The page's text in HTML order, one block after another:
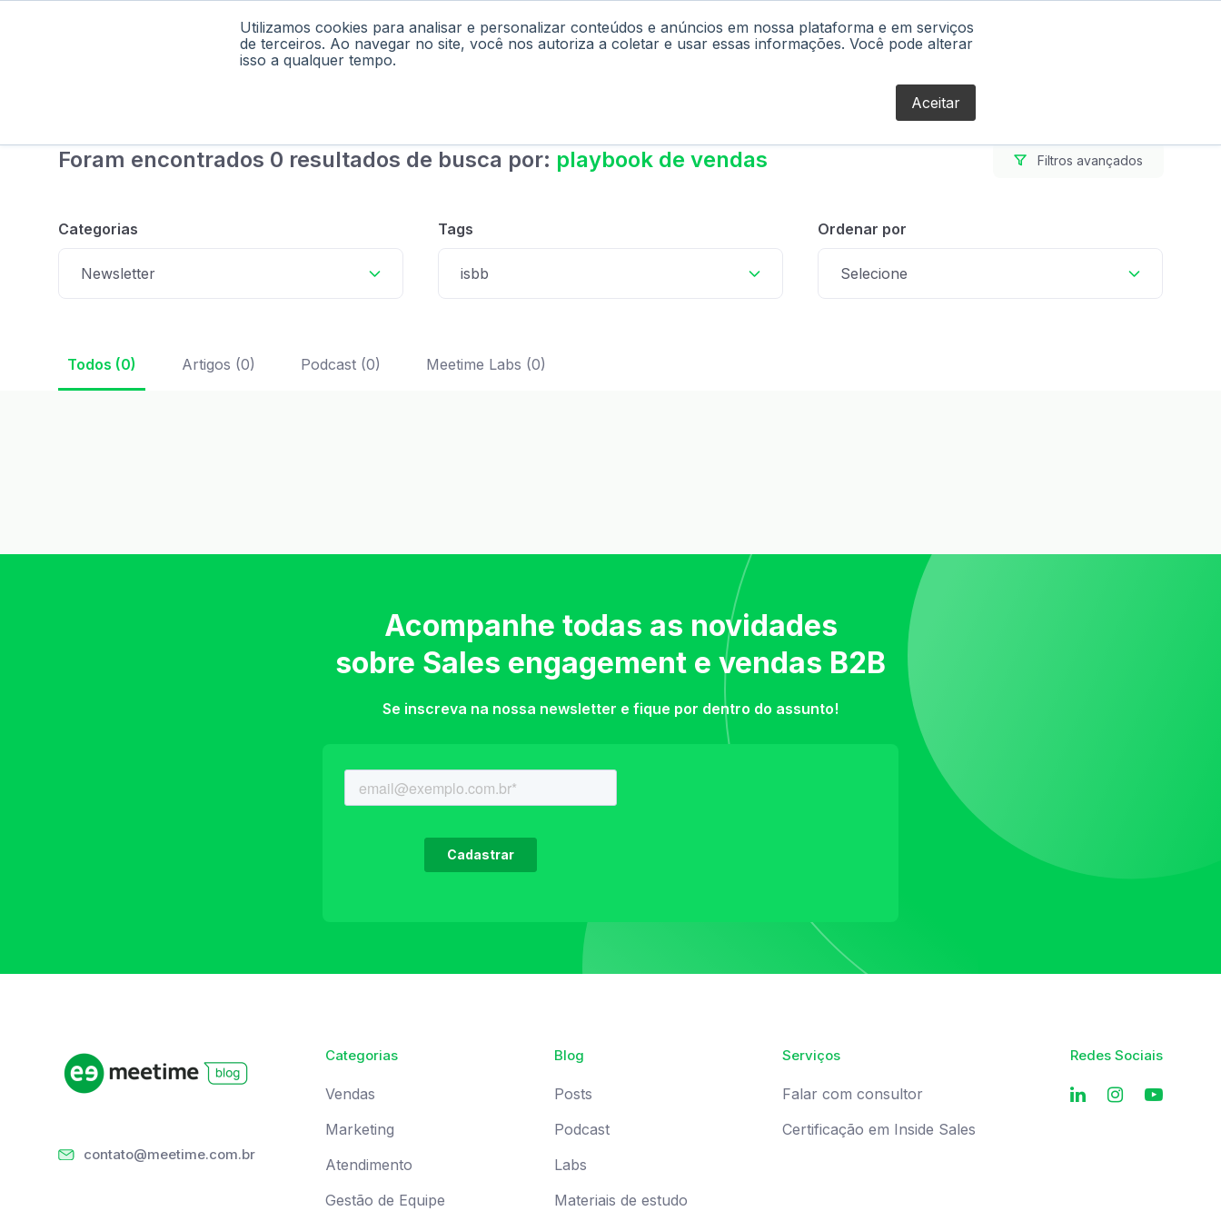
Utilizamos cookies para analisar e personalizar conteúdos e anúncios em nossa plataforma e em serviços
de terceiros. Ao navegar no site, você nos autoriza a coletar e usar essas informações. Você pode alterar
isso a qualquer tempo.
Aceitar
Home Podcast Materiais Labs Falar com Consultor Blog
Foram encontrados 0 resultados de busca por: playbook de vendas Filtros avançados
Categorias
Newsletter
Tags
isbb
Ordenar por
Selecione
Todos (0) Artigos (0) Podcast (0) Meetime Labs (0)
Acompanhe todas as novidades
sobre Sales engagement e vendas B2B
Se inscreva na nossa newsletter e fique por dentro do assunto!
contato@meetime.com.br
Categorias
Vendas
Marketing
Atendimento
Gestão de Equipe
Blog
Posts
Podcast
Labs
Materiais de estudo
Serviços
Falar com consultor
Certificação em Inside Sales
Redes Sociais